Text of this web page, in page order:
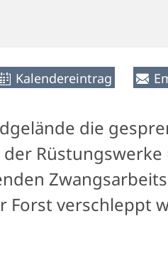
Kalendereintrag
die
Forst verschleppt